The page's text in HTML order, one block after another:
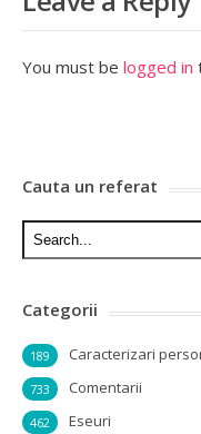
You must be logged in
Cauta un referat
Categorii
Caracterizari
189
Comentarii
733
Eseuri
462